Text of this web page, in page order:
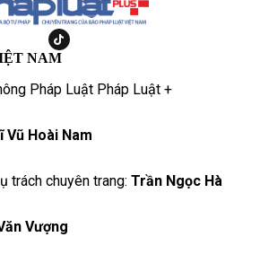
NAM
Pháp Luật Pháp Luật +
Vũ Hoài Nam
trách chuyên trang: Trần Ngọc Hà
Vượng